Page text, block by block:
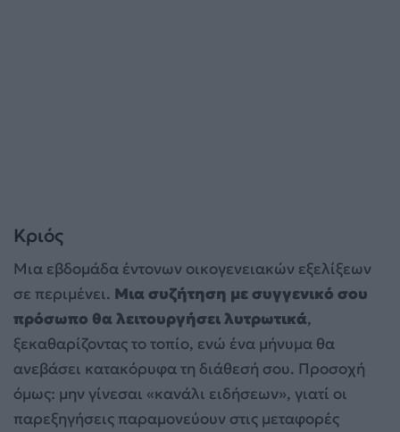
Κριός
Μια εβδομάδα έντονων οικογενειακών εξελίξεων
σε περιμένει. Μια συζήτηση με συγγενικό σου
πρόσωπο θα λειτουργήσει λυτρωτικά,
ξεκαθαρίζοντας το τοπίο, ενώ ένα μήνυμα θα
ανεβάσει κατακόρυφα τη διάθεσή σου. Προσοχή
όμως: μην γίνεσαι «κανάλι ειδήσεων», γιατί οι
παρεξηγήσεις παραμονεύουν στις μεταφορές